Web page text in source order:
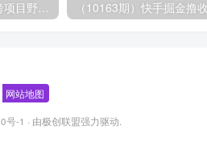
网站地图
号-1 · 由极创联盟强力驱动.